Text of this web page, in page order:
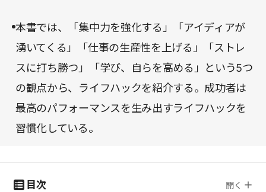
本書では、「集中力を強化する」「アイディアが
湧いてくる」「仕事の生産性を上げる」「ストレ
スに打ち勝つ」「学び、自らを高める」という5つ
の観点から、ライフハックを紹介する。成功者は
最高のパフォーマンスを生み出すライフハックを
習慣化している。
目次 開く